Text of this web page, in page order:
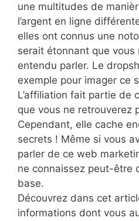
une multitudes de
l’argent en ligne
elles ont connus une
serait étonnant que vous
entendu parler. Le
exemple pour imager ce
L’affiliation fait partie de
que vous ne retrouverez
Cependant, elle cache
secrets ! Même si vous
parler de ce web
ne connaissez peut-être
base.
Découvrez dans cet
informations dont vous